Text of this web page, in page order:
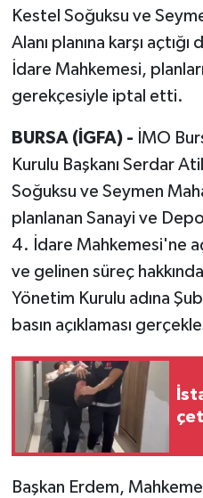
Kestel Soğuksu ve
Alanı planına karşı
İdare Mahkemesi,
gerekçesiyle iptal etti.
BURSA (İGFA) - İMO
Kurulu Başkanı Serdar
Soğuksu ve Seymen
planlanan Sanayi ve
4. İdare Mahkemesi'ne
ve gelinen süreç
Yönetim Kurulu adına
basın açıklaması
Başkan Erdem,